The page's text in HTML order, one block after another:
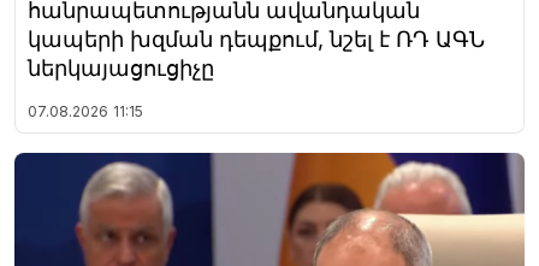
հանրապետությանն ավանդական
կապերի խզման դեպքում, նշել է ՌԴ ԱԳՆ
ներկայացուցիչը
07.08.2026 11:15